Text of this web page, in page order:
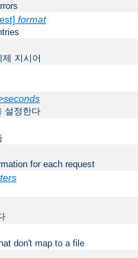
format
지시어
설정한다
for each request
don't map to a file